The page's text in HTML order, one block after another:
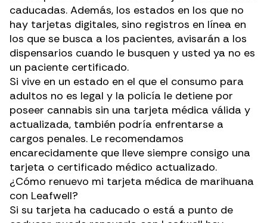
caducadas. Además, los estados en los que no
hay tarjetas digitales, sino registros en línea en
los que se busca a los pacientes, avisarán a los
dispensarios cuando le busquen y usted ya no es
un paciente certificado.
Si vive en un estado en el que el consumo para
adultos no es legal y la policía le detiene por
poseer cannabis sin una tarjeta médica válida y
actualizada, también podría enfrentarse a
cargos penales. Le recomendamos
encarecidamente que lleve siempre consigo una
tarjeta o certificado médico actualizado.
¿Cómo renuevo mi tarjeta médica de marihuana
con Leafwell?
Si su tarjeta ha caducado o está a punto de